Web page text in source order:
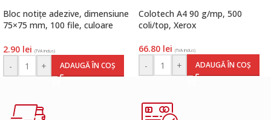
Bloc notițe adezive, dimensiune
75×75 mm, 100 file, culoare
2.90 lei (TVA inclus)
- + ADAUGĂ ÎN COȘ
Colotech A4 90 g/mp, 500
coli/top, Xerox
66.80 lei (TVA inclus)
- + ADAUGĂ ÎN COȘ